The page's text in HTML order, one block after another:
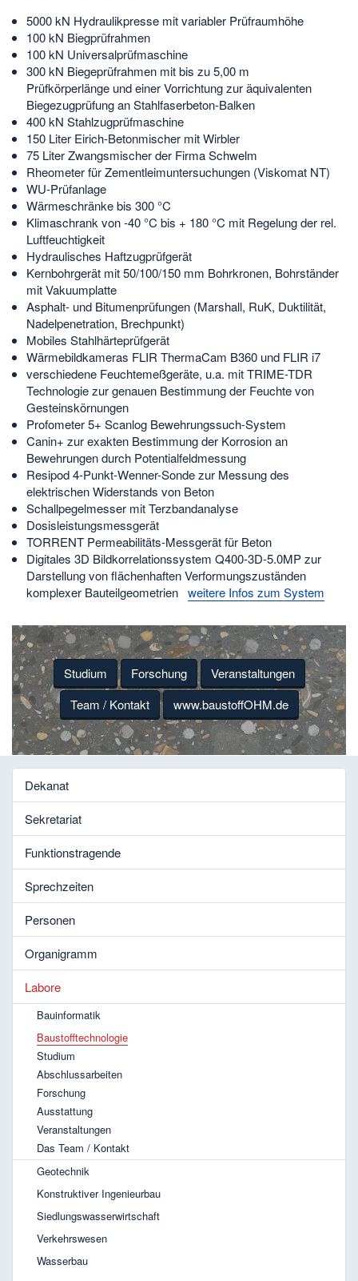
5000 kN Hydraulikpresse mit variabler Prüfraumhöhe
100 kN Biegprüfrahmen
100 kN Universalprüfmaschine
300 kN Biegeprüfrahmen mit bis zu 5,00 m
Prüfkörperlänge und einer Vorrichtung zur äquivalenten
Biegezugprüfung an Stahlfaserbeton-Balken
400 kN Stahlzugprüfmaschine
150 Liter Eirich-Betonmischer mit Wirbler
75 Liter Zwangsmischer der Firma Schwelm
Rheometer für Zementleimuntersuchungen (Viskomat NT)
WU-Prüfanlage
Wärmeschränke bis 300 °C
Klimaschrank von -40 °C bis + 180 °C mit Regelung der rel.
Luftfeuchtigkeit
Hydraulisches Haftzugprüfgerät
Kernbohrgerät mit 50/100/150 mm Bohrkronen, Bohrständer
mit Vakuumplatte
Asphalt- und Bitumenprüfungen (Marshall, RuK, Duktilität,
Nadelpenetration, Brechpunkt)
Mobiles Stahlhärteprüfgerät
Wärmebildkameras FLIR ThermaCam B360 und FLIR i7
verschiedene Feuchtemeßgeräte, u.a. mit TRIME-TDR
Technologie zur genauen Bestimmung der Feuchte von
Gesteinskörnungen
Profometer 5+ Scanlog Bewehrungssuch-System
Canin+ zur exakten Bestimmung der Korrosion an
Bewehrungen durch Potentialfeldmessung
Resipod 4-Punkt-Wenner-Sonde zur Messung des
elektrischen Widerstands von Beton
Schallpegelmesser mit Terzbandanalyse
Dosisleistungsmessgerät
TORRENT Permeabilitäts-Messgerät für Beton
Digitales 3D Bildkorrelationssystem Q400-3D-5.0MP zur
Darstellung von flächenhaften Verformungszuständen
komplexer Bauteilgeometrien weitere Infos zum System
Studium Forschung
Veranstaltungen
Team / Kontakt
www.baustoffOHM.de
Dekanat
Sekretariat
Funktionstragende
Sprechzeiten
Personen
Organigramm
Labore
Bauinformatik
Baustofftechnologie
Studium
Abschlussarbeiten
Forschung
Ausstattung
Veranstaltungen
Das Team / Kontakt
Geotechnik
Konstruktiver Ingenieurbau
Siedlungswasserwirtschaft
Verkehrswesen
Wasserbau